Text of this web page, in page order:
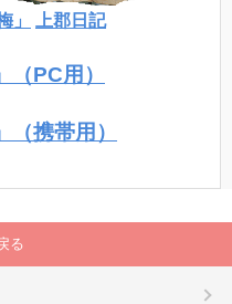
」 上郡日記
PC用）
携帯用）
る